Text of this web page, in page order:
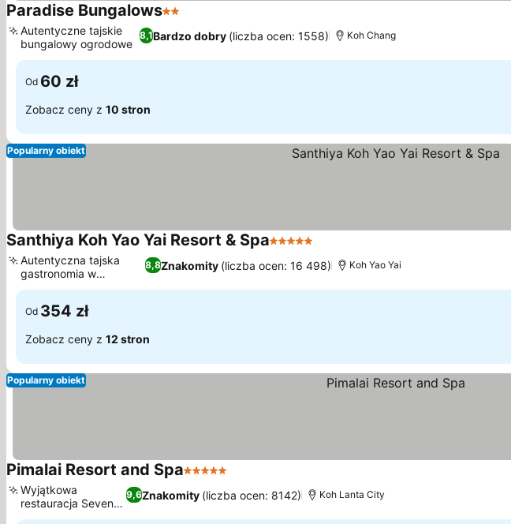
Paradise Bungalows2 Kategoria
8,1Bardzo dobry (liczba ocen: 1558)
Autentyczne tajskie
bungalowy ogrodowe
Koh Chang
Od 60 zł
Zobacz ceny z 10 stron
Popularny obiekt
Santhiya Koh Yao Yai Resort & Spa5 Kategoria
8,8Znakomity (liczba ocen: 16 498)
Autentyczna tajska
gastronomia w
Chantara
Koh Yao Yai
Od 354 zł
Zobacz ceny z 12 stron
Popularny obiekt
Pimalai Resort and Spa5 Kategoria
9,6Znakomity (liczba ocen: 8142)
Wyjątkowa
restauracja Seven
Seas
Koh Lanta City